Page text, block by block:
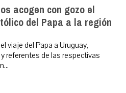
acogen con gozo el
del Papa a la región
viaje del Papa a Uruguay,
referentes de las respectivas